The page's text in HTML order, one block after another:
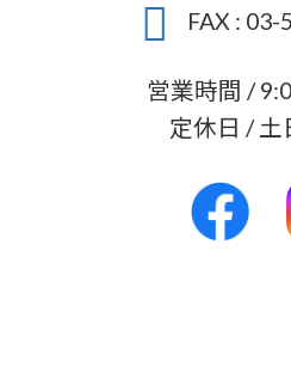
FAX :
営業時間 /
定休日 / 土